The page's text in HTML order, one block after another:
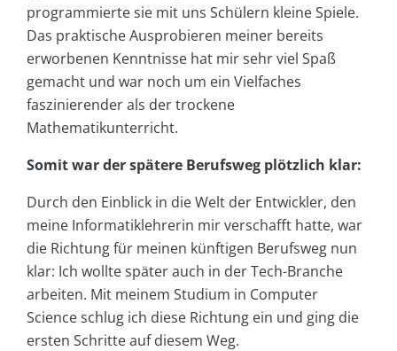
programmierte sie mit uns Schülern kleine Spiele.
Das praktische Ausprobieren meiner bereits
erworbenen Kenntnisse hat mir sehr viel Spaß
gemacht und war noch um ein Vielfaches
faszinierender als der trockene
Mathematikunterricht.
Somit war der spätere Berufsweg plötzlich klar:
Durch den Einblick in die Welt der Entwickler, den
meine Informatiklehrerin mir verschafft hatte, war
die Richtung für meinen künftigen Berufsweg nun
klar: Ich wollte später auch in der Tech-Branche
arbeiten. Mit meinem Studium in Computer
Science schlug ich diese Richtung ein und ging die
ersten Schritte auf diesem Weg.